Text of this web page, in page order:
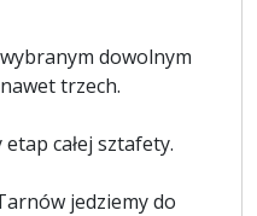
dowolnym
trzech.
całej sztafety.
jedziemy do